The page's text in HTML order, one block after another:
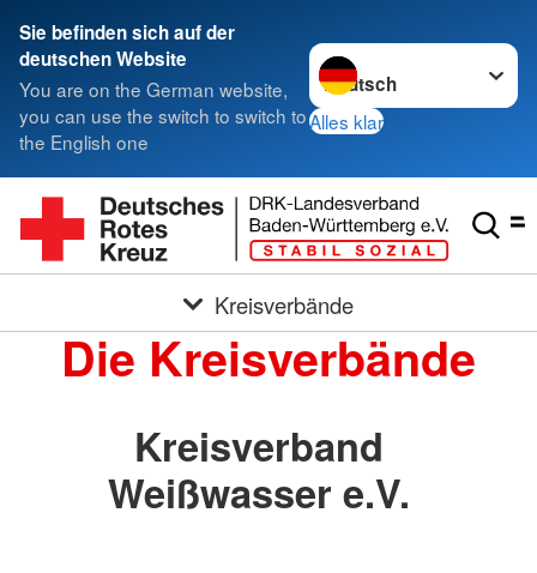
Sie befinden sich auf der
deutschen Website
You are on the German website,
you can use the switch to switch to
the English one
Sprache wechseln zu
Alles klar
Kreisverbände
Die Kreisverbände
Kreisverband
Weißwasser e.V.